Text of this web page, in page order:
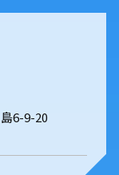
6-9-20